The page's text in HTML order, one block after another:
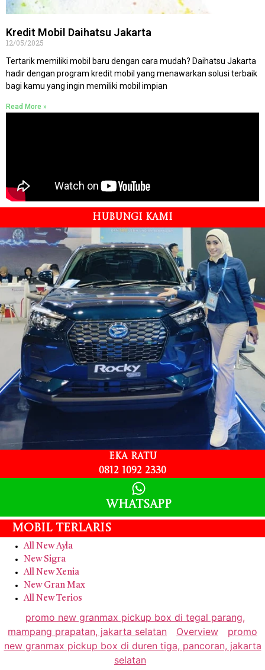
Kredit Mobil Daihatsu Jakarta
12/05/2025
Tertarik memiliki mobil baru dengan cara mudah? Daihatsu Jakarta
hadir dengan program kredit mobil yang menawarkan solusi terbaik
bagi kamu yang ingin memiliki mobil impian
Read More »
HUBUNGI KAMI
Eka Ratu
0812 1092 2330
Whatsapp
Mobil Terlaris
All New Ayla
New Sigra
All New Xenia
New Gran Max
All New Terios
promo new granmax pickup box di tegal parang,
mampang prapatan, jakarta selatan
Overview
promo
new granmax pickup box di duren tiga, pancoran, jakarta
selatan